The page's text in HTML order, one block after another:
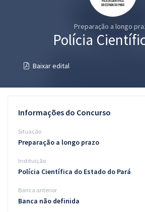
Conteúdo gratuito
Preparação a longo
Polícia
Baixar edital
Informações do Concurso
Situação
Preparação a longo prazo
Instituição
Polícia Científica do Estado do Pará
Banca anterior
Banca não definida